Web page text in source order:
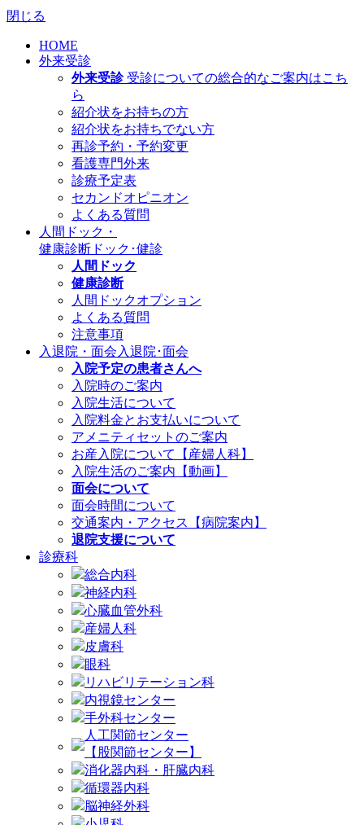
閉じる
HOME
外来受診
外来受診 受診についての総合的なご案内はこち
ら
紹介状をお持ちの方
紹介状をお持ちでない方
再診予約・予約変更
看護専門外来
診療予定表
セカンドオピニオン
よくある質問
人間ドック・
健康診断 ドック･健診
人間ドック
健康診断
人間ドックオプション
よくある質問
注意事項
入退院・面会 入退院･面会
入院予定の患者さんへ
入院時のご案内
入院生活について
入院料金とお支払いについて
アメニティセットのご案内
お産入院について【産婦人科】
入院生活のご案内【動画】
面会について
面会時間について
交通案内・アクセス【病院案内】
退院支援について
診療科
総合内科
神経内科
心臓血管外科
産婦人科
皮膚科
眼科
リハビリテーション科
内視鏡センター
手外科センター
人工関節センター
【股関節センター】
消化器内科・肝臓内科
循環器内科
脳神経外科